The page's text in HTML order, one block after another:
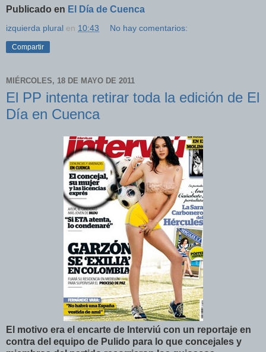
Publicado en El Día de Cuenca
izquierda plural en 10:43 No hay comentarios:
Compartir
MIÉRCOLES, 18 DE MAYO DE 2011
El PP intenta retirar toda la edición de El
Día en Cuenca
El motivo era el encarte de Interviú con un reportaje en
contra del equipo de Pulido para lo que concejales y